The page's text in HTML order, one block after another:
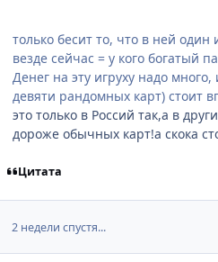
только бесит то, что в ней
везде сейчас = у кого богатый
Денег на эту игруху надо
девяти рандомных карт) стоит
это только в Россий так,а в
дороже обычных карт!а скока
Цитата
2 недели спустя...